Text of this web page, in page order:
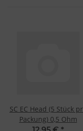
SC EC Head (5 Stück
Packung) 0,5 Ohm